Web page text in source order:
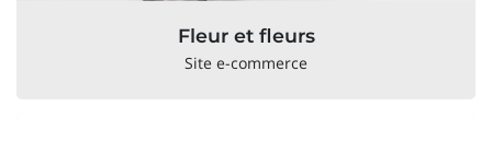
Fleur et fleurs
Site e-commerce